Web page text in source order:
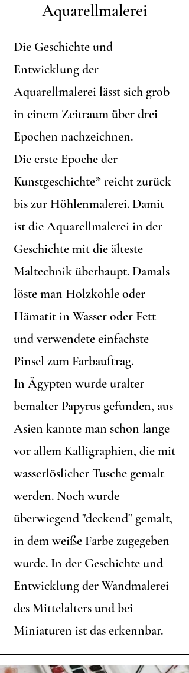
Aquarellmalerei
Die Geschichte und
Entwicklung der
Aquarellmalerei lässt sich grob
in einem Zeitraum über drei
Epochen nachzeichnen.
Die erste Epoche der
Kunstgeschichte* reicht zurück
bis zur Höhlenmalerei. Damit
ist die Aquarellmalerei in der
Geschichte mit die älteste
Maltechnik überhaupt. Damals
löste man Holzkohle oder
Hämatit in Wasser oder Fett
und verwendete einfachste
Pinsel zum Farbauftrag.
In Ägypten wurde uralter
bemalter Papyrus gefunden, aus
Asien kannte man schon lange
vor allem Kalligraphien, die mit
wasserlöslicher Tusche gemalt
werden. Noch wurde
überwiegend "deckend" gemalt,
in dem weiße Farbe zugegeben
wurde. In der Geschichte und
Entwicklung der Wandmalerei
des Mittelalters und bei
Miniaturen ist das erkennbar.